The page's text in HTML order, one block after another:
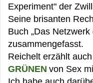
Experiment" der
Seine brisanten
Buch „Das
zusammengefasst.
Reichelt erzählt
GRÜNEN von Sex